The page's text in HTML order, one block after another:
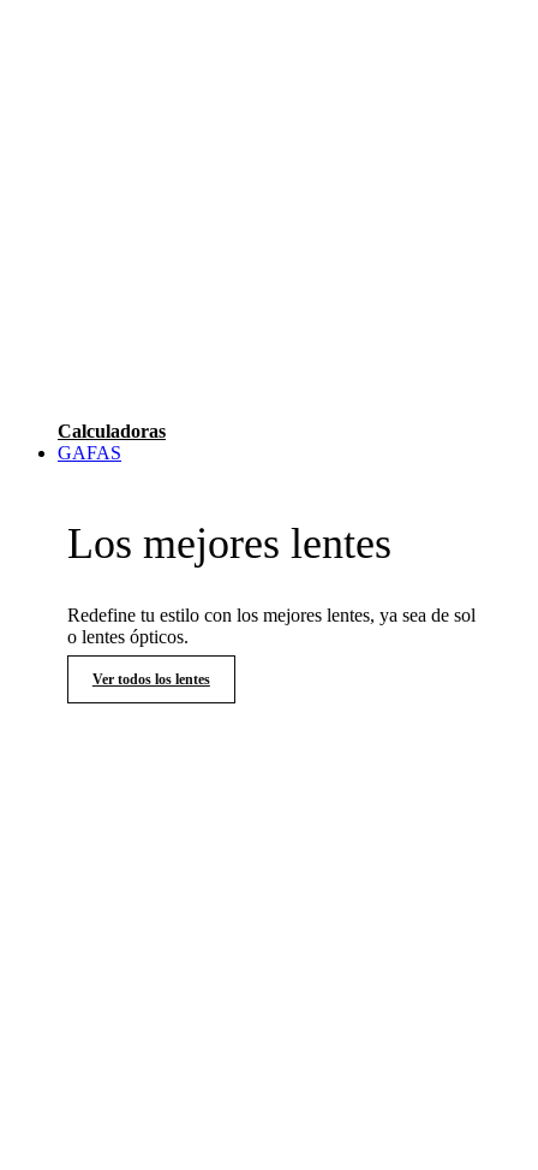
Calculadoras
GAFAS
Los mejores lentes
Redefine tu estilo con los mejores lentes, ya sea de sol
o lentes ópticos.
Ver todos los lentes